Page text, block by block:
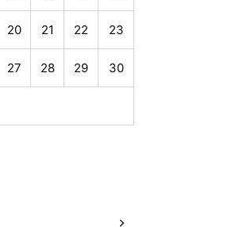
20 21 22 23
27 28 29 30